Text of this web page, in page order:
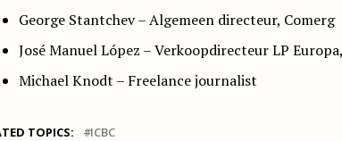
George Stantchev – Algemeen directeur, Comerg
José Manuel López – Verkoopdirecteur LP
Michael Knodt – Freelance journalist
TOPICS: ICBC